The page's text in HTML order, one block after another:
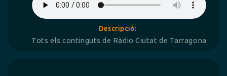
Descripció:
Tots els continguts de Ràdio Ciutat de Tarragona